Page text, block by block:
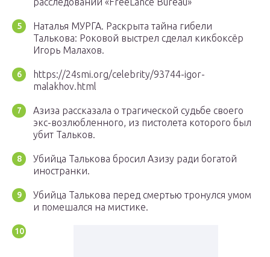
Наталья МУРГА. Раскрыта тайна гибели
Талькова: Роковой выстрел сделал кикбоксёр
Игорь Малахов.
https://24smi.org/celebrity/93744-igor-
malakhov.html
Азиза рассказала о трагической судьбе своего
экс-возлюбленного, из пистолета которого был
убит Тальков.
Убийца Талькова бросил Азизу ради богатой
иностранки.
Убийца Талькова перед смертью тронулся умом
и помешался на мистике.